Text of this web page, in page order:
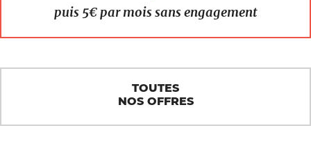
puis 5€ par mois sans engagement
TOUTES
NOS OFFRES